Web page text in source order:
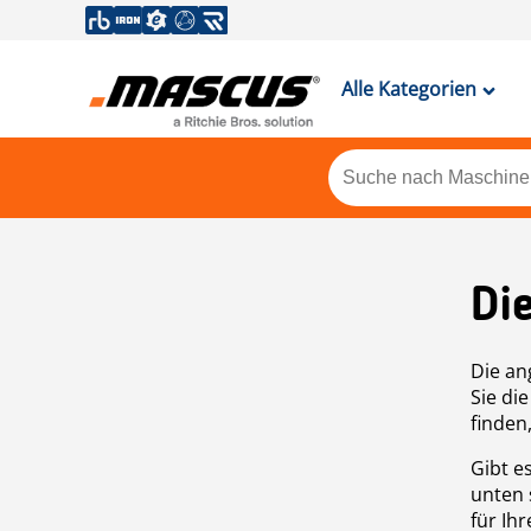
Alle Kategorien
Die
Sie
Gibt
unten
für